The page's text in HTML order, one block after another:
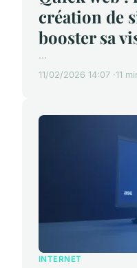
création de
booster sa
...
11/02/2026 14:07 11
INTERNET